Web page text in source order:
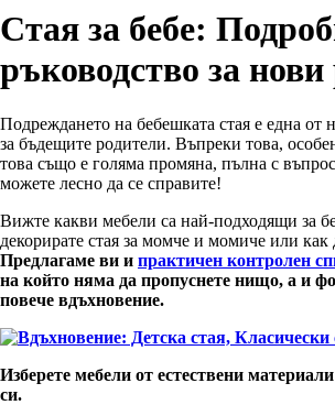
Стая за бебе:
ръководство за
Подреждането на бебешката стая е една от
за бъдещите родители. Въпреки това,
това също е голяма промяна, пълна с
можете лесно да се справите!
Вижте какви мебели са най-подходящи за
декорирате стая за момче и момиче или как
Предлагаме ви и практичен контролен
на който няма да пропуснете нищо, а и
повече вдъхновение.
Изберете мебели от естествени
си.